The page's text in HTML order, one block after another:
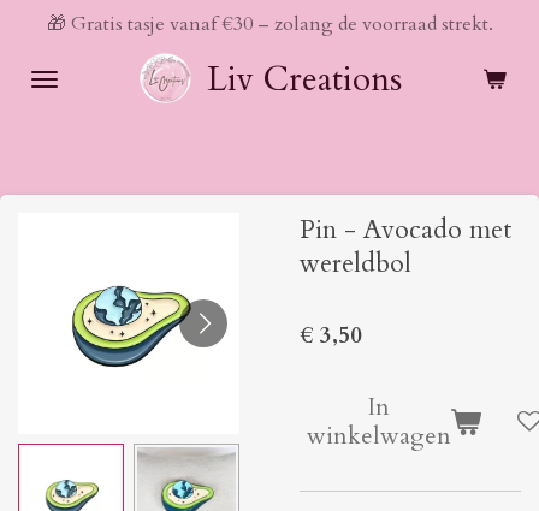
naar
Liv Creations
🎁 Gratis tasje vanaf €30 – zolang de voorraad strekt.
Pin - Avocado met
wereldbol
€ 3,50
In
winkelwagen